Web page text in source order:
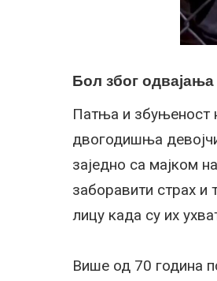
Бол због
Патња и збуњеност
двогодишња
заједно са мајком
заборавити страх и
лицу када су их
Више од 70 година